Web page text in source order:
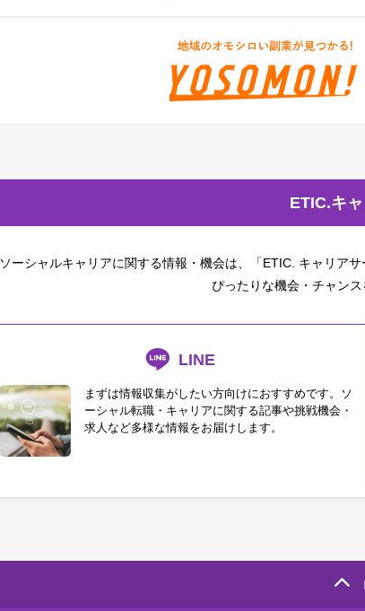
ETIC.キ
ソーシャルキャリアに関する情報・機会は、「ETIC. キャリア
ぴったりな機会・チャン
LINE
まずは情報収集がしたい方向けにおすすめです。ソ
ーシャル転職・キャリアに関する記事や挑戦機会・
求人など多様な情報をお届けします。